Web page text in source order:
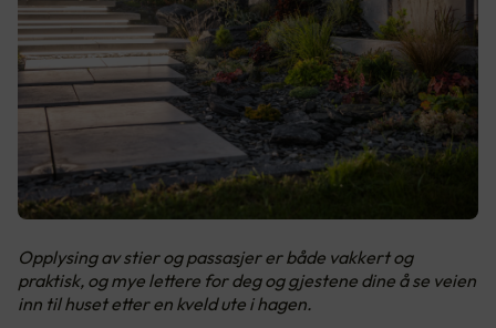
Opplysing av stier og passasjer er både vakkert og
praktisk, og mye lettere for deg og gjestene dine å se veien
inn til huset etter en kveld ute i hagen.